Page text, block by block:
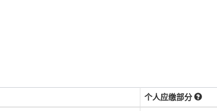
个人应缴部分